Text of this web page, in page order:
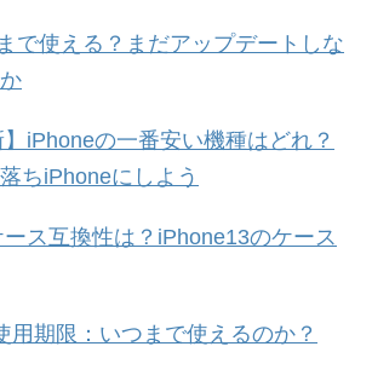
で使える？まだアップデートしな
】iPhoneの一番安い機種はどれ？
ちiPhoneにしよう
ス互換性は？iPhone13のケース
用期限：いつまで使えるのか？